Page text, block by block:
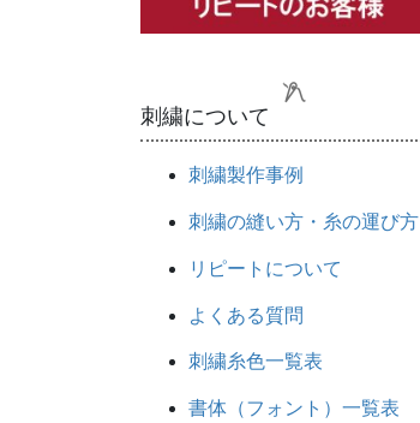
刺繍について
刺繍製作事例
刺繍の縫い方・糸の運び方
リピートについて
よくある質問
刺繍糸色一覧表
書体（フォント）一覧表